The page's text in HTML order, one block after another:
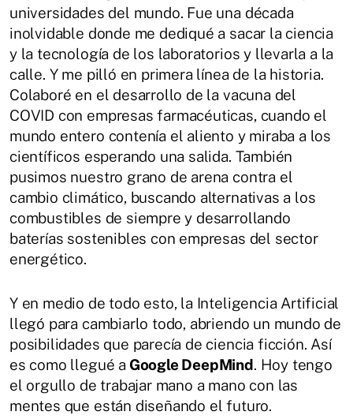
universidades del mundo. Fue una década
inolvidable donde me dediqué a sacar la ciencia
y la tecnología de los laboratorios y llevarla a la
calle. Y me pilló en primera línea de la historia.
Colaboré en el desarrollo de la vacuna del
COVID con empresas farmacéuticas, cuando el
mundo entero contenía el aliento y miraba a los
científicos esperando una salida. También
pusimos nuestro grano de arena contra el
cambio climático, buscando alternativas a los
combustibles de siempre y desarrollando
baterías sostenibles con empresas del sector
energético.
Y en medio de todo esto, la Inteligencia Artificial
llegó para cambiarlo todo, abriendo un mundo de
posibilidades que parecía de ciencia ficción. Así
es como llegué a Google DeepMind. Hoy tengo
el orgullo de trabajar mano a mano con las
mentes que están diseñando el futuro.